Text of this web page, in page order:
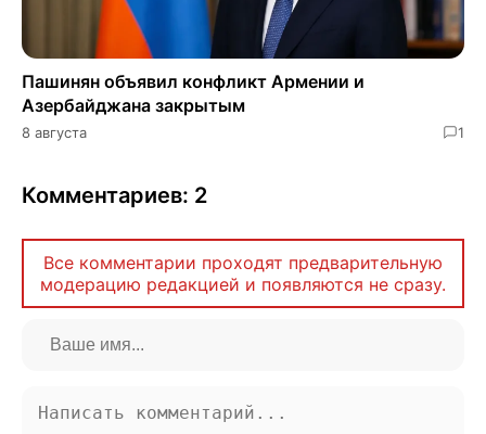
Пашинян объявил конфликт Армении и
Азербайджана закрытым
8 августа 1
Комментариев: 2
Все комментарии проходят предварительную
модерацию редакцией и появляются не сразу.